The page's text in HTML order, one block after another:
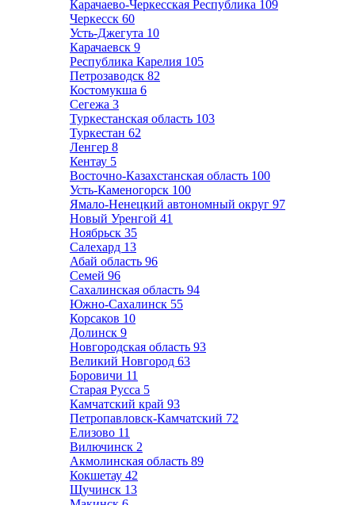
Карачаево-Черкесская Республика 109
Черкесск 60
Усть-Джегута 10
Карачаевск 9
Республика Карелия 105
Петрозаводск 82
Костомукша 6
Сегежа 3
Туркестанская область 103
Туркестан 62
Ленгер 8
Кентау 5
Восточно-Казахстанская область 100
Усть-Каменогорск 100
Ямало-Ненецкий автономный округ 97
Новый Уренгой 41
Ноябрьск 35
Салехард 13
Абай область 96
Семей 96
Сахалинская область 94
Южно-Сахалинск 55
Корсаков 10
Долинск 9
Новгородская область 93
Великий Новгород 63
Боровичи 11
Старая Русса 5
Камчатский край 93
Петропавловск-Камчатский 72
Елизово 11
Вилючинск 2
Акмолинская область 89
Кокшетау 42
Щучинск 13